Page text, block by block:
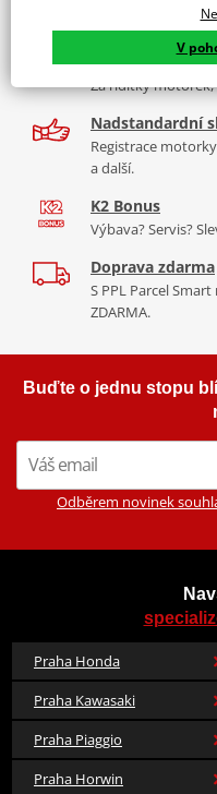
Co když mi to nebude
PDF Mounting tips
dělí na 3 části: komerční,
let se účastní nejslavnějších
naší nabídce naleznete
padací protektory a mnoho
Zobrazit všechny
díly, to vše v Praze
Více než 30 let
Za řídítky
Nadstandardní
Registrace
a další.
K2 Bonus
Výbava? Servis?
Doprava zdarma
S PPL Parcel
ZDARMA.
Buďte o jednu stopu
Odběrem novinek
Praha Honda
Praha Kawasaki
Praha Piaggio
Praha Horwin
V